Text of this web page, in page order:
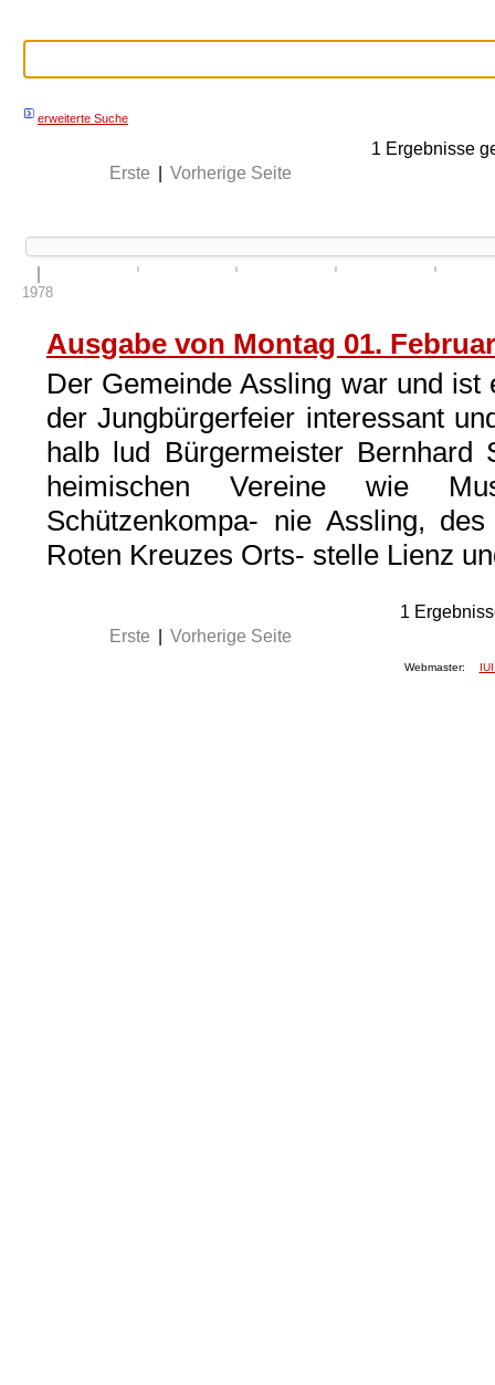
erweiterte Suche
1 Ergebnisse
Erste
Vorherige Seite
1978
Ausgabe von Montag 01.
Der Gemeinde Assling war und
der Jungbürgerfeier interessant
halb lud Bürgermeister Bernhard
heimischen Vereine wie
Schützenkompa- nie Assling,
Roten Kreuzes Orts- stelle Lienz
1
Erste
Vorherige Seite
Webmaster: